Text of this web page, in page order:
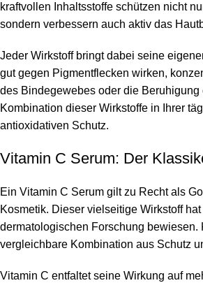
kraftvollen Inhaltsstoffe schützen nicht
sondern verbessern auch aktiv das
Jeder Wirkstoff bringt dabei seine
gut gegen Pigmentflecken wirken,
des Bindegewebes oder die
Kombination dieser Wirkstoffe in Ihrer
antioxidativen Schutz.
Vitamin C Serum: Der
Ein Vitamin C Serum gilt zu Recht als
Kosmetik. Dieser vielseitige Wirkstoff
dermatologischen Forschung
vergleichbare Kombination aus Schutz
Vitamin C entfaltet seine Wirkung auf